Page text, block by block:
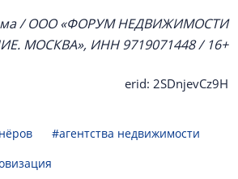
/ ООО «ФОРУМ НЕДВИЖИМОСТИ
МОСКВА», ИНН 9719071448 / 16+
erid: 2SDnjevCz9H
#агентства недвижимости